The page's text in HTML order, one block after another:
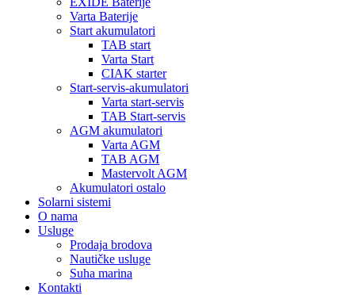
Varta Baterije
Start akumulatori
TAB start
Varta Start
CIAK starter
Start-servis-akumulatori
Varta start-servis
TAB Start-servis
AGM akumulatori
Varta AGM
TAB AGM
Mastervolt AGM
Akumulatori ostalo
Solarni sistemi
O nama
Usluge
Prodaja brodova
Nautičke usluge
Suha marina
Kontakti